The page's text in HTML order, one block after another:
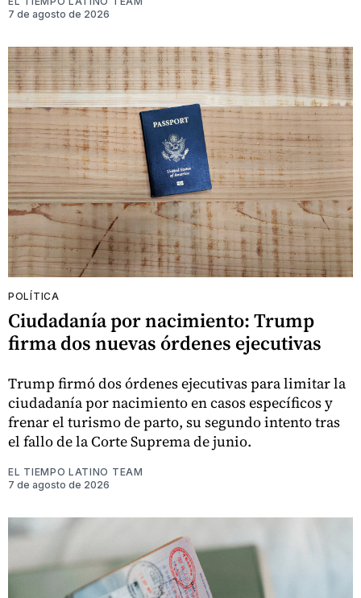
7 de agosto de 2026
POLÍTICA
Ciudadanía por nacimiento: Trump
firma dos nuevas órdenes ejecutivas
Trump firmó dos órdenes ejecutivas para limitar la
ciudadanía por nacimiento en casos específicos y
frenar el turismo de parto, su segundo intento tras
el fallo de la Corte Suprema de junio.
EL TIEMPO LATINO TEAM
7 de agosto de 2026